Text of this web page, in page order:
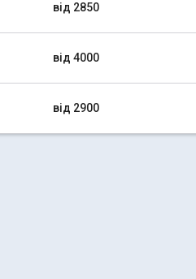
від 2850
від 4000
від 2900